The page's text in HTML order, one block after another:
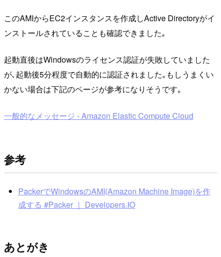
このAMIからEC2インスタンスを作成しActive Directoryがイ
ンストールされていることも確認できました｡
起動直後はWindowsのライセンス認証が失敗していました
が､起動後5分程度で自動的に認証されました｡もしうまくい
かない場合は下記のページが参考になりそうです｡
一般的なメッセージ - Amazon Elastic Compute Cloud
参考
PackerでWindowsのAMI(Amazon Machine Image)を作
成する #Packer ｜ Developers.IO
あとがき